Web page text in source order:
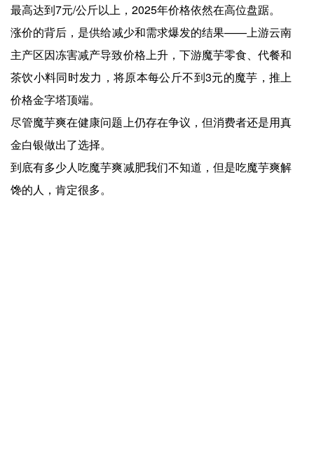
最高达到7元/公斤以上，2025年价格依然在高位盘踞。
涨价的背后，是供给减少和需求爆发的结果——上游云南
主产区因冻害减产导致价格上升，下游魔芋零食、代餐和
茶饮小料同时发力，将原本每公斤不到3元的魔芋，推上
价格金字塔顶端。
尽管魔芋爽在健康问题上仍存在争议，但消费者还是用真
金白银做出了选择。
到底有多少人吃魔芋爽减肥我们不知道，但是吃魔芋爽解
馋的人，肯定很多。